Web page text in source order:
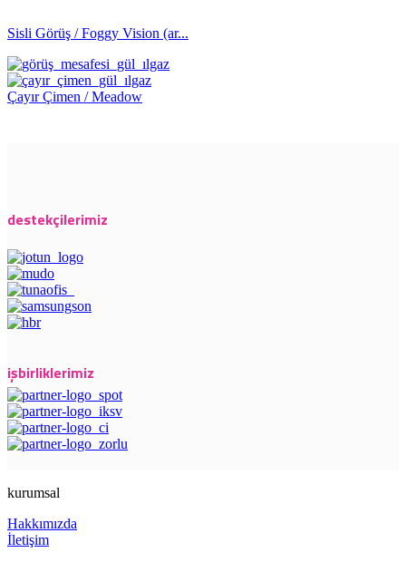
Sisli Görüş / Foggy Vision (ar...
Çayır Çimen / Meadow
destekçilerimiz
işbirliklerimiz
kurumsal
Hakkımızda
İletişim